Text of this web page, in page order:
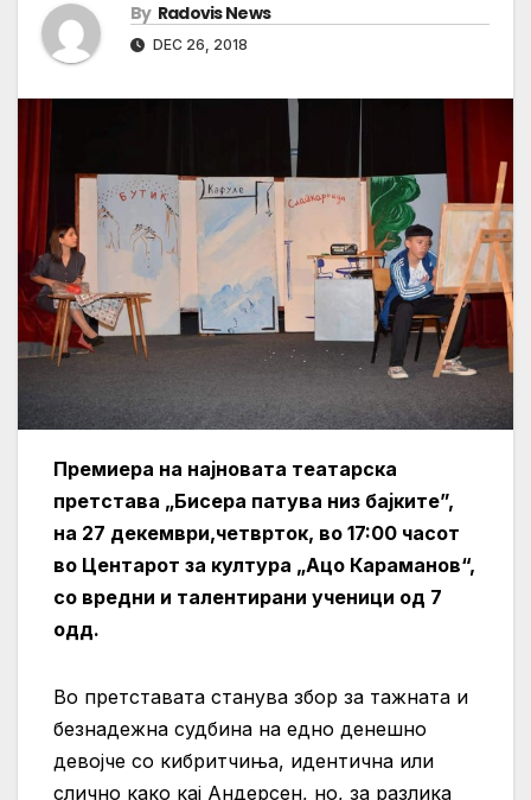
By Radovis News
DEC 26, 2018
Премиера на најновата театарска
претстава „Бисера патува низ бајките”,
на 27 декември,четврток, во 17:00 часот
во Центарот за култура „Ацо Караманов“,
со вредни и талентирани ученици од 7
одд.
Во претставата станува збор за тажната и
безнадежна судбина на едно денешно
девојче со кибритчиња, идентична или
слично како кај Андерсен, но, за разлика